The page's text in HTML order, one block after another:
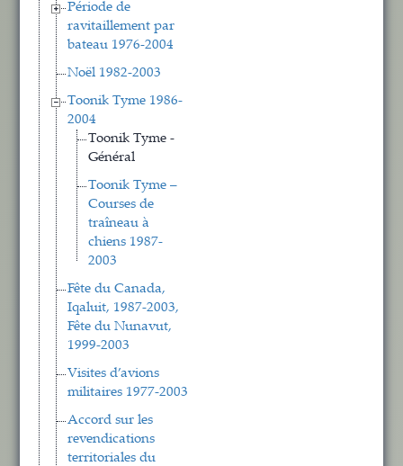
Période de
ravitaillement par
bateau 1976-2004
Noël 1982-2003
Toonik Tyme 1986-
2004
Toonik Tyme -
Général
Toonik Tyme –
Courses de
traîneau à
chiens 1987-
2003
Fête du Canada,
Iqaluit, 1987-2003,
Fête du Nunavut,
1999-2003
Visites d’avions
militaires 1977-2003
Accord sur les
revendications
territoriales du